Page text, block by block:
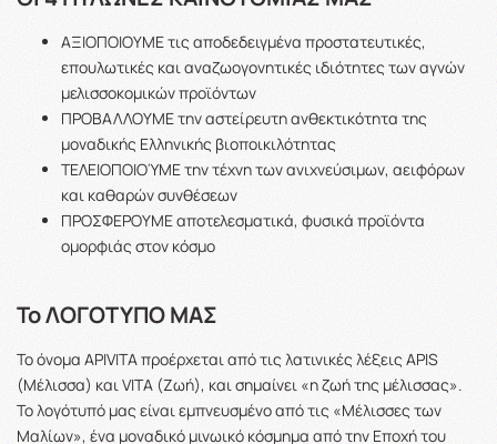
ΑΞΙΟΠΟΙΟΥΜΕ τις αποδεδειγμένα προστατευτικές,
επουλωτικές και αναζωογονητικές ιδιότητες των αγνών
μελισσοκομικών προϊόντων
ΠΡΟΒΑΛΛΟΥΜΕ την αστείρευτη ανθεκτικότητα της
μοναδικής Ελληνικής βιοποικιλότητας
ΤΕΛΕΙΟΠΟΙΟΎΜΕ την τέχνη των ανιχνεύσιμων, αειφόρων
και καθαρών συνθέσεων
ΠΡΟΣΦΕΡΟΥΜΕ αποτελεσματικά, φυσικά προϊόντα
ομορφιάς στον κόσμο
Το ΛΟΓΟΤΥΠΟ ΜΑΣ
Το όνομα APIVITA προέρχεται από τις λατινικές λέξεις APIS
(Μέλισσα) και VITA (Ζωή), και σημαίνει «η ζωή της μέλισσας».
Το λογότυπό μας είναι εμπνευσμένο από τις «Μέλισσες των
Μαλίων», ένα μοναδικό μινωικό κόσμημα από την Εποχή του